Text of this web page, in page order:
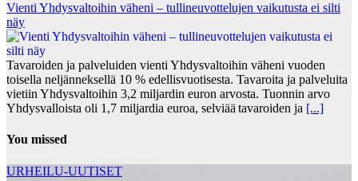
Vienti Yhdysvaltoihin väheni – tullineuvottelujen vaikutusta ei silti
näy
Tavaroiden ja palveluiden vienti Yhdysvaltoihin väheni vuoden
toisella neljänneksellä 10 % edellisvuotisesta. Tavaroita ja palveluita
vietiin Yhdysvaltoihin 3,2 miljardin euron arvosta. Tuonnin arvo
Yhdysvalloista oli 1,7 miljardia euroa, selviää tavaroiden ja [...]
You missed
URHEILU-UUTISET